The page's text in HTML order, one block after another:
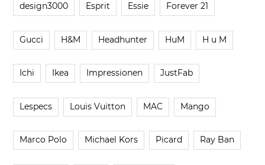
design3000 Esprit Essie Forever 21
Gucci H&M Headhunter HuM H u M
Ichi Ikea Impressionen JustFab
Lespecs Louis Vuitton MAC Mango
Marco Polo Michael Kors Picard Ray Ban